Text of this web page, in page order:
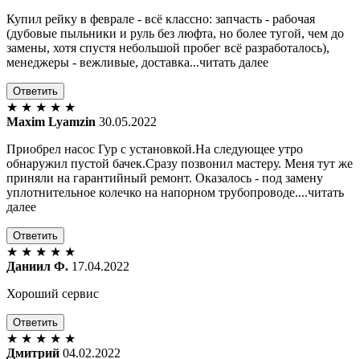
Купил рейку в феврале - всё классно: запчасть - рабочая
(дубовые пыльники и руль без люфта, но более тугой, чем до
замены, хотя спустя небольшой пробег всё разработалось),
менеджеры - вежливые, доставка...читать далее
Ответить
★ ★ ★ ★ ★
Maxim Lyamzin 30.05.2022
Приобрел насос Гур с установкой.На следующее утро
обнаружил пустой бачек.Сразу позвонил мастеру. Меня тут же
приняли на гарантийный ремонт. Оказалось - под замену
уплотнительное колечко на напорном трубопроводе....читать
далее
Ответить
★ ★ ★ ★ ★
Даниил Ф. 17.04.2022
Хороший сервис
Ответить
★ ★ ★ ★ ★
Дмитрий 04.02.2022